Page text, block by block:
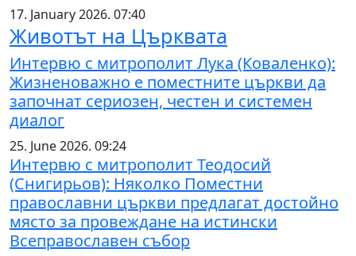
17. January 2026. 07:40
Животът на Църквата
Интервю с митрополит Лука (Коваленко):
Жизненоважно е поместните църкви да
започнат сериозен, честен и системен
диалог
25. June 2026. 09:24
Интервю с митрополит Теодосий
(Снигирьов): Няколко Поместни
православни църкви предлагат достойно
място за провеждане на истински
Всеправославен събор